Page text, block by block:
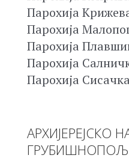
Парохија
Парохија
Парохија
Парохија
Парохија Сисачка
АРХИЈЕРЕЈСКО